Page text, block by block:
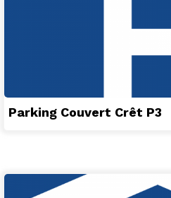
Parking Couvert Crêt P3